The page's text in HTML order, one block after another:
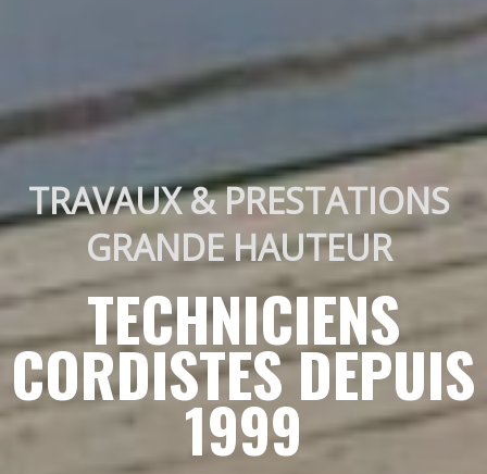
TRAVAUX & PRESTATIONS
GRANDE HAUTEUR
TECHNICIENS
CORDISTES DEPUIS
1999